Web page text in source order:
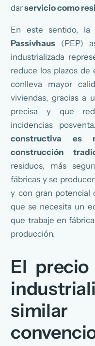
darservicio como
En este sentido, la
Passivhaus (PEP)
industrializada
reduce los plazos de
conlleva mayor
viviendas, gracias a
precisa y que
incidencias
constructiva es
construcción
residuos, más
fábricas y se
y con gran potencial
que se necesita un
que trabaje en
producción.
El